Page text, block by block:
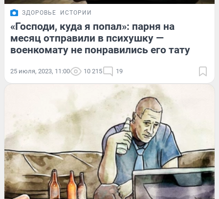
ЗДОРОВЬЕ ИСТОРИИ
«Господи, куда я попал»: парня на
месяц отправили в психушку —
военкомату не понравились его тату
25 июля, 2023, 11:00 10 215 19